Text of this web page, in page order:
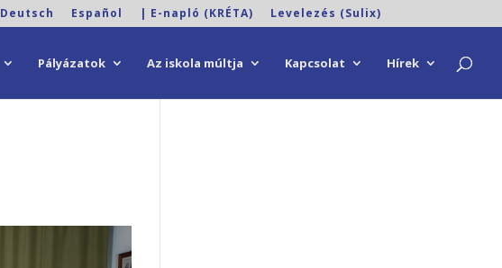
Deutsch Español | E-napló (KRÉTA) Levelezés (Sulix)
Pályázatok Az iskola múltja Kapcsolat Hírek